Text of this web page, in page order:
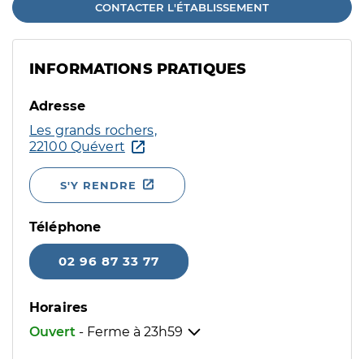
CONTACTER L'ÉTABLISSEMENT
INFORMATIONS PRATIQUES
Adresse
Les grands rochers,
22100 Quévert
S'Y RENDRE
Téléphone
02 96 87 33 77
Horaires
Ouvert - Ferme à 23h59